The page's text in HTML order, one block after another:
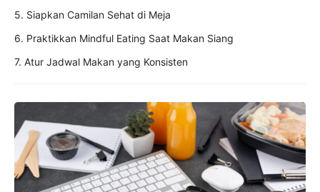
5. Siapkan Camilan Sehat di Meja
6. Praktikkan Mindful Eating Saat Makan Siang
7. Atur Jadwal Makan yang Konsisten